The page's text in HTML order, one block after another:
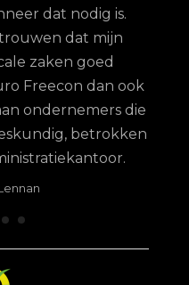
dat nodig is.
dat mijn
zaken goed
Freecon dan ook
ondernemers die
betrokken